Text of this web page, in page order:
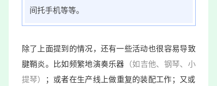
间托手机等等。
除了上面提到的情况，还有一些活动也很容易导致
腱鞘炎。比如频繁地演奏乐器 （如吉他、钢琴、小
提琴）
；或者在生产线上做重复的装配工作；又或